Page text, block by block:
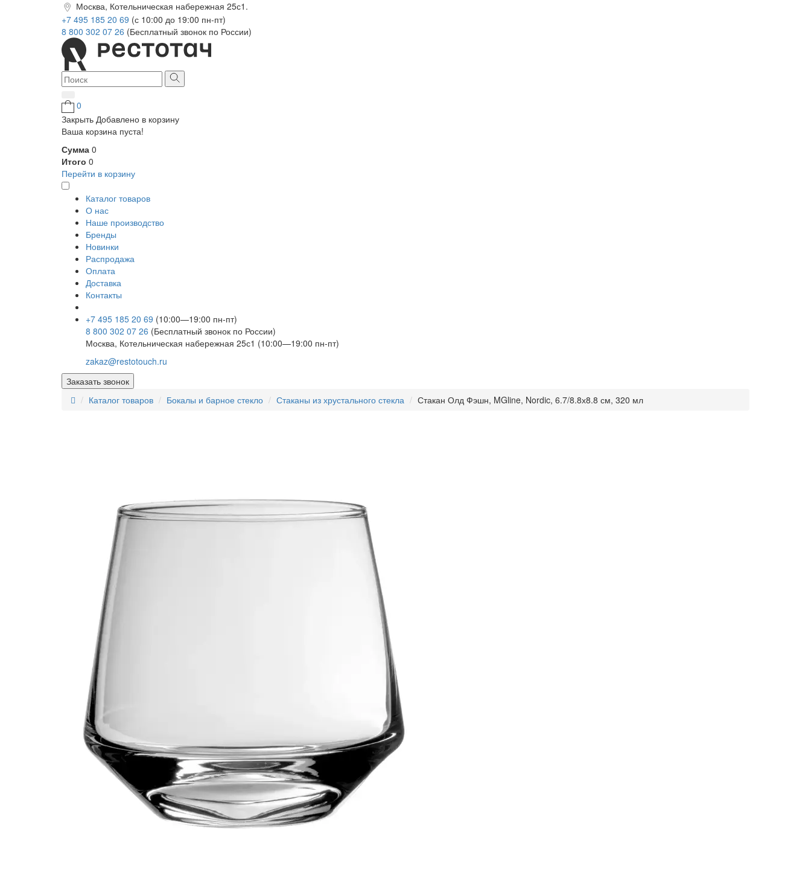
Москва, Котельническая набережная 25с1.
+7 495 185 20 69 (с 10:00 до 19:00 пн-пт)
8 800 302 07 26 (Бесплатный звонок по России)
0
Закрыть Добавлено в корзину
Ваша корзина пуста!
Сумма 0
Итого 0
Перейти в корзину
Каталог товаров
О нас
Наше производство
Бренды
Новинки
Распродажа
Оплата
Доставка
Контакты
+7 495 185 20 69 (10:00—19:00 пн-пт)
8 800 302 07 26 (Бесплатный звонок по России)
Москва, Котельническая набережная 25с1 (10:00—19:00 пн-пт)
zakaz@restotouch.ru
Заказать звонок
Каталог товаров
Бокалы и барное стекло Стаканы из хрустального стекла Стакан Олд Фэшн, MGline, Nordic, 6.7/8.8х8.8 см, 320 мл